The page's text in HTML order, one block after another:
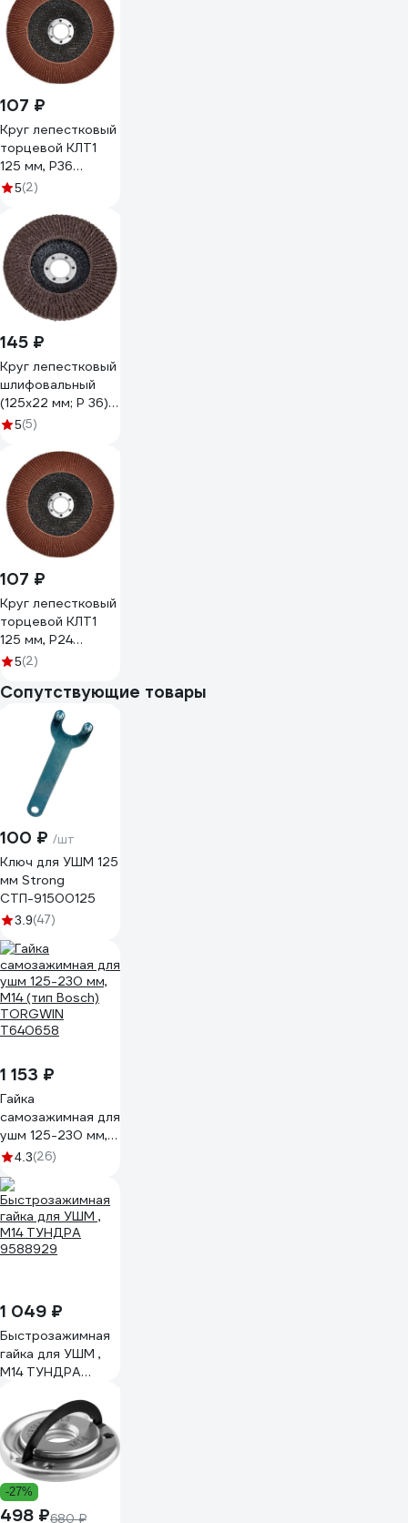
107 ₽
Круг лепестковый
торцевой КЛТ1
125 мм, P36
TORGWIN
5(2)
145 ₽
Круг лепестковый
шлифовальный
(125х22 мм; Р 36)
ПРАКТИКА 919-
5(5)
107 ₽
Круг лепестковый
торцевой КЛТ1
125 мм, P24
TORGWIN T474176
5(2)
Сопутствующие товары
100 ₽ /шт
Ключ для УШМ 125
мм Strong
СТП-91500125
3.9(47)
1 153 ₽
Гайка
самозажимная для
ушм 125-230 мм,
М14 (тип Bosch)
T640658
4.3(26)
1 049 ₽
Быстрозажимная
гайка для УШМ ,
М14 ТУНДРА
-27%
498 ₽680 ₽